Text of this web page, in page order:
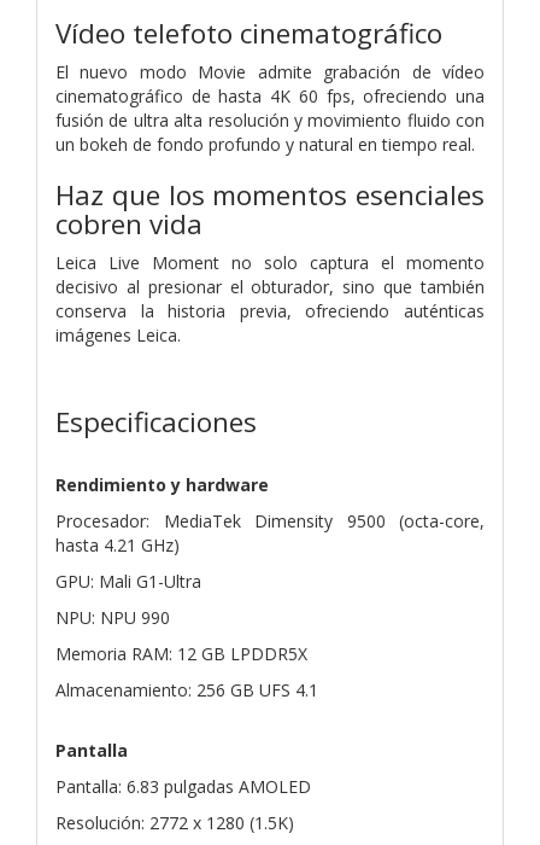
Vídeo telefoto cinematográfico
El nuevo modo Movie admite grabación de vídeo
cinematográfico de hasta 4K 60 fps, ofreciendo una
fusión de ultra alta resolución y movimiento fluido con
un bokeh de fondo profundo y natural en tiempo real.
Haz que los momentos esenciales
cobren vida
Leica Live Moment no solo captura el momento
decisivo al presionar el obturador, sino que también
conserva la historia previa, ofreciendo auténticas
imágenes Leica.
Especificaciones
Rendimiento y hardware
Procesador: MediaTek Dimensity 9500 (octa-core,
hasta 4.21 GHz)
GPU: Mali G1-Ultra
NPU: NPU 990
Memoria RAM: 12 GB LPDDR5X
Almacenamiento: 256 GB UFS 4.1
Pantalla
Pantalla: 6.83 pulgadas AMOLED
Resolución: 2772 x 1280 (1.5K)